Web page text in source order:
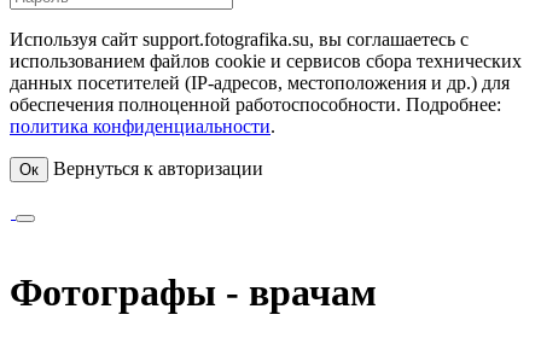
Используя сайт support.fotografika.su, вы соглашаетесь с
использованием файлов cookie и сервисов сбора технических
данных посетителей (IP-адресов, местоположения и др.) для
обеспечения полноценной работоспособности. Подробнее:
политика конфиденциальности.
Ок Вернуться к авторизации
Фотографы - врачам